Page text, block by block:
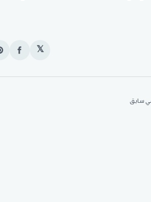
𝕏
انشر
سابق